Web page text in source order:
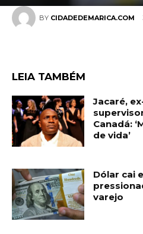
BY CIDADEDEMARICA.COM
LEIA TAMBÉM
Jacaré,
Canadá:
de vida’
Dólar cai
varejo